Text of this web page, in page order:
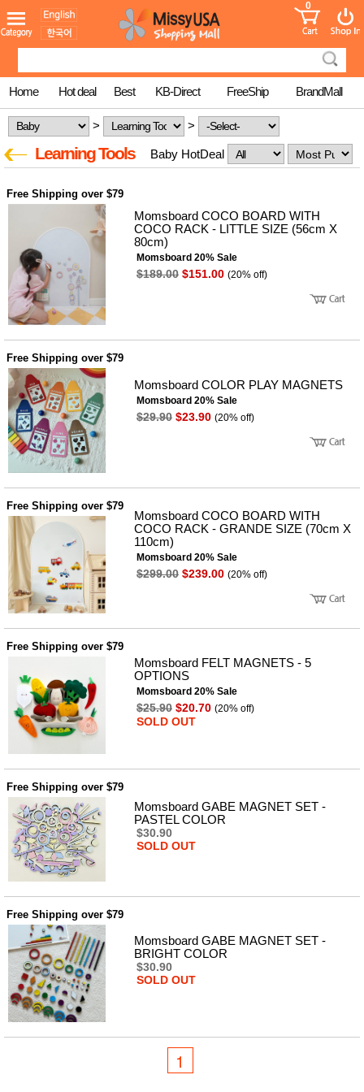
도 어린이
청소년
컬러링
북
한국학
습지
습지
국 송
꽃배송
문브랜
드
건강보
조제품
기능성
건강식
품
성용품
뷰
티
스킨케
어
메이크
업
헤어케
어/염색
바디케
어/향수
남성화
장품
미용제
품
주방가
전
계절/생
활가전
건강가
전
기브랜
드
기
조리용
품
주방소
품
면류
양념/소
스/가루
건조식
품
농산품
유
놀이방
유아 보
드(칠
판)
조형물
DIY
유아 이
유식
아기띠/
품
MissyShop
Login
0
Home Hot deal Best KB-Direct FreeShip BrandMall
> >
Learning Tools Baby HotDeal
Free Shipping over $79
Momsboard COCO BOARD WITH
COCO RACK - LITTLE SIZE (56cm X
80cm)
Momsboard 20% Sale
$189.00 $151.00 (20% off)
Free Shipping over $79
Momsboard COLOR PLAY MAGNETS
Momsboard 20% Sale
$29.90 $23.90 (20% off)
Free Shipping over $79
Momsboard COCO BOARD WITH
COCO RACK - GRANDE SIZE (70cm X
110cm)
Momsboard 20% Sale
$299.00 $239.00 (20% off)
Free Shipping over $79
Momsboard FELT MAGNETS - 5
OPTIONS
Momsboard 20% Sale
$25.90 $20.70 (20% off)
SOLD OUT
Free Shipping over $79
Momsboard GABE MAGNET SET -
PASTEL COLOR
$30.90
SOLD OUT
Free Shipping over $79
Momsboard GABE MAGNET SET -
BRIGHT COLOR
$30.90
SOLD OUT
1